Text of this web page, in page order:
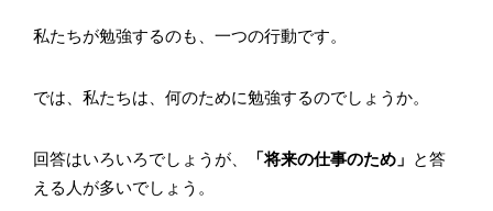
私たちが勉強するのも、一つの行動です。
では、私たちは、何のために勉強するのでしょうか。
回答はいろいろでしょうが、 「将来の仕事のため」 と答
える人が多いでしょう。